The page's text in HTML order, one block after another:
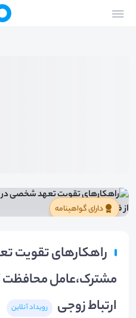
راهکارهای تقویت
مشترک،عامل محافظت
ارتباط زوجی
رویداد آنلاین
دارای گواهینامه